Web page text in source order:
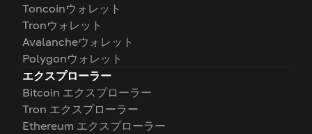
Toncoinウォレット
Tronウォレット
Avalancheウォレット
Polygonウォレット
エクスプローラー
Bitcoin エクスプローラー
Tron エクスプローラー
Ethereum エクスプローラー